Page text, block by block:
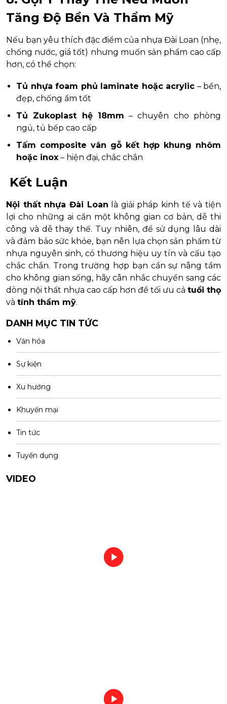
Tăng Độ Bền Và Thẩm Mỹ
Nếu bạn yêu thích đặc điểm của nhựa Đài Loan (nhẹ,
chống nước, giá tốt) nhưng muốn sản phẩm cao cấp
hơn, có thể chọn:
Tủ nhựa foam phủ laminate hoặc acrylic – bền,
đẹp, chống ẩm tốt
Tủ Zukoplast hệ 18mm – chuyên cho phòng
ngủ, tủ bếp cao cấp
Tấm composite vân gỗ kết hợp khung nhôm
hoặc inox – hiện đại, chắc chắn
Kết Luận
Nội thất nhựa Đài Loan là giải pháp kinh tế và tiện
lợi cho những ai cần một không gian cơ bản, dễ thi
công và dễ thay thế. Tuy nhiên, để sử dụng lâu dài
và đảm bảo sức khỏe, bạn nên lựa chọn sản phẩm từ
nhựa nguyên sinh, có thương hiệu uy tín và cấu tạo
chắc chắn. Trong trường hợp bạn cần sự nâng tầm
cho không gian sống, hãy cân nhắc chuyển sang các
dòng nội thất nhựa cao cấp hơn để tối ưu cả tuổi thọ
và tính thẩm mỹ.
DANH MỤC TIN TỨC
Văn hóa
Sự kiện
Xu hướng
Khuyến mại
Tin tức
Tuyển dụng
VIDEO